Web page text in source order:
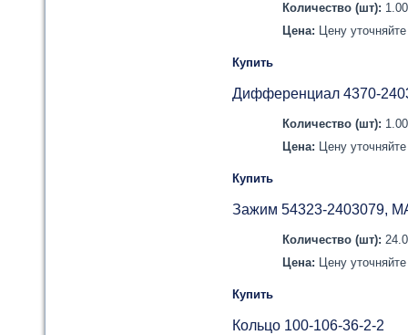
Количество (шт):
Цена: Цену
Купить
Дифференциал 4370-
Количество (шт):
Цена: Цену
Купить
Зажим 54323-2403079,
Количество (шт):
Цена: Цену
Купить
Кольцо 100-106-36-2-2